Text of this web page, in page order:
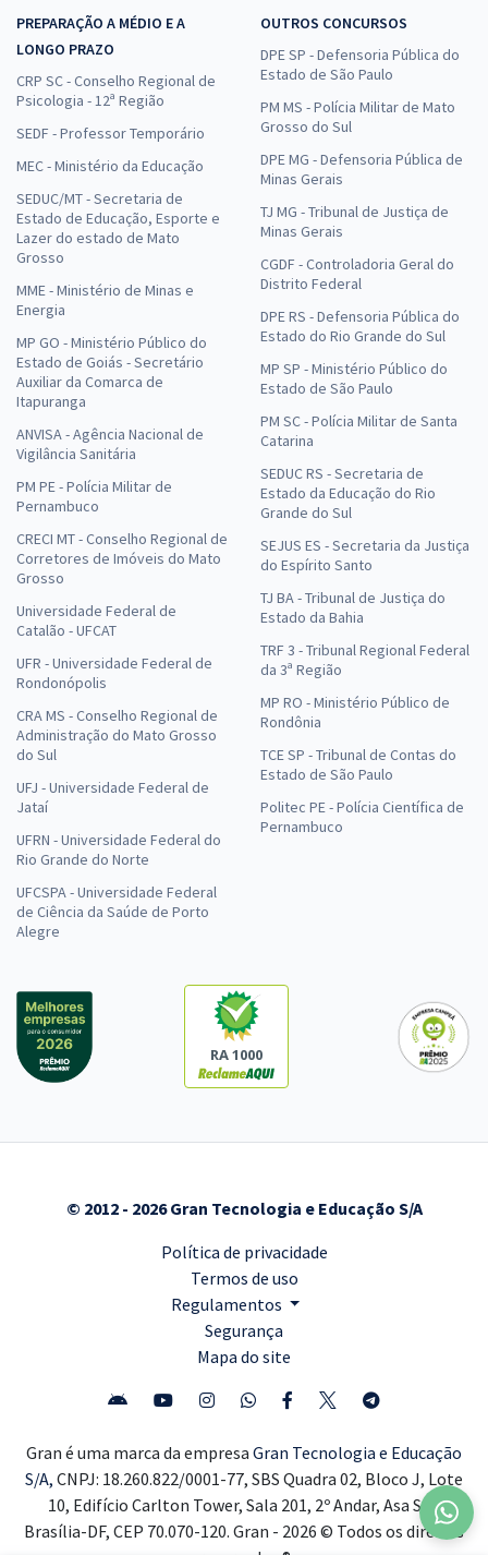
PREPARAÇÃO A MÉDIO E A
LONGO PRAZO
CRP SC - Conselho Regional de
Psicologia - 12ª Região
SEDF - Professor Temporário
MEC - Ministério da Educação
SEDUC/MT - Secretaria de
Estado de Educação, Esporte e
Lazer do estado de Mato
Grosso
MME - Ministério de Minas e
Energia
MP GO - Ministério Público do
Estado de Goiás - Secretário
Auxiliar da Comarca de
Itapuranga
ANVISA - Agência Nacional de
Vigilância Sanitária
PM PE - Polícia Militar de
Pernambuco
CRECI MT - Conselho Regional de
Corretores de Imóveis do Mato
Grosso
Universidade Federal de
Catalão - UFCAT
UFR - Universidade Federal de
Rondonópolis
CRA MS - Conselho Regional de
Administração do Mato Grosso
do Sul
UFJ - Universidade Federal de
Jataí
UFRN - Universidade Federal do
Rio Grande do Norte
UFCSPA - Universidade Federal
de Ciência da Saúde de Porto
Alegre
OUTROS CONCURSOS
DPE SP - Defensoria Pública do
Estado de São Paulo
PM MS - Polícia Militar de Mato
Grosso do Sul
DPE MG - Defensoria Pública de
Minas Gerais
TJ MG - Tribunal de Justiça de
Minas Gerais
CGDF - Controladoria Geral do
Distrito Federal
DPE RS - Defensoria Pública do
Estado do Rio Grande do Sul
MP SP - Ministério Público do
Estado de São Paulo
PM SC - Polícia Militar de Santa
Catarina
SEDUC RS - Secretaria de
Estado da Educação do Rio
Grande do Sul
SEJUS ES - Secretaria da Justiça
do Espírito Santo
TJ BA - Tribunal de Justiça do
Estado da Bahia
TRF 3 - Tribunal Regional Federal
da 3ª Região
MP RO - Ministério Público de
Rondônia
TCE SP - Tribunal de Contas do
Estado de São Paulo
Politec PE - Polícia Científica de
Pernambuco
RA 1000
© 2012 - 2026 Gran Tecnologia e Educação S/A
Política de privacidade
Termos de uso
Regulamentos
Segurança
Mapa do site
Gran é uma marca da empresa Gran Tecnologia e Educação
S/A, CNPJ: 18.260.822/0001-77, SBS Quadra 02, Bloco J, Lote
10, Edifício Carlton Tower, Sala 201, 2º Andar, Asa Sul,
Brasília-DF, CEP 70.070-120. Gran - 2026 © Todos os direitos